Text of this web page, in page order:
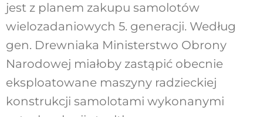
jest z planem zakupu samolotów
wielozadaniowych 5. generacji. Według
gen. Drewniaka Ministerstwo Obrony
Narodowej miałoby zastąpić obecnie
eksploatowane maszyny radzieckiej
konstrukcji samolotami wykonanymi